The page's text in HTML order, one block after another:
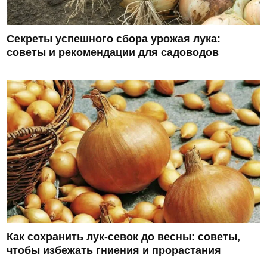
Секреты успешного сбора урожая лука:
советы и рекомендации для садоводов
Как сохранить лук-севок до весны: советы,
чтобы избежать гниения и прорастания